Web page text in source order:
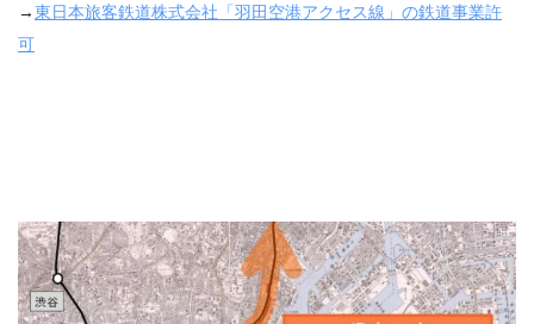
→東日本旅客鉄道株式会社「羽田空港アクセス線」の鉄道事業許
可